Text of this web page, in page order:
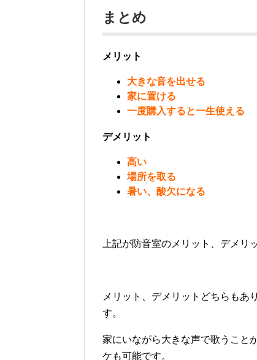
まとめ
メリット
大きな音を出せる
家に置ける
一度購入すると一生使える
デメリット
高い
場所を取る
暑い、酸欠になる
上記が防音室のメリット、デメリ
メリット、デメリットどちらもあ
す。
家にいながら大きな声で歌うこと
ケも可能です。